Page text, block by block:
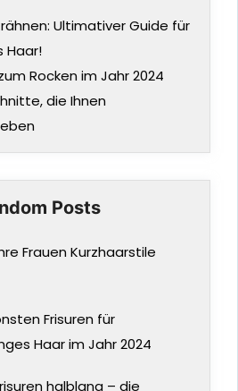
Ultimativer Guide für
Haar!
Rocken im Jahr 2024
die Ihnen
Posts
Frauen Kurzhaarstile
Frisuren für
Haar im Jahr 2024
halblang – die